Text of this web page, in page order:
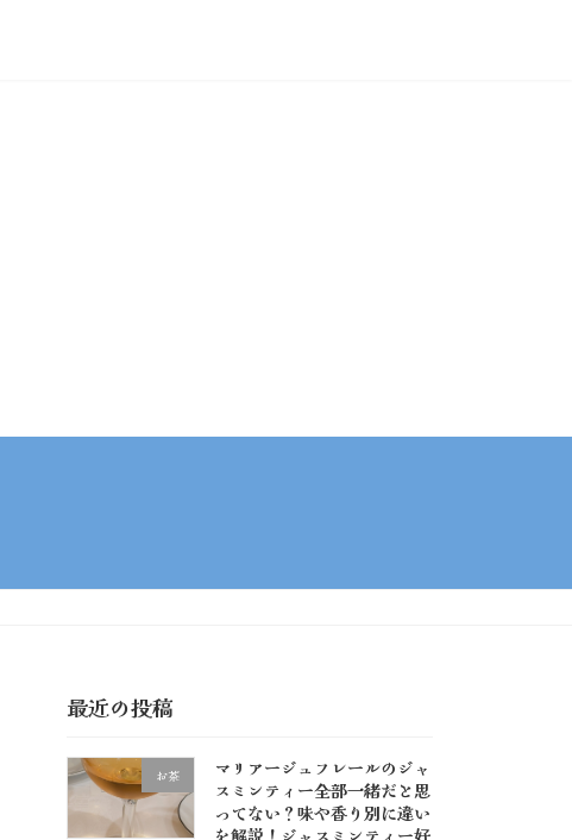
最近の投稿
お茶
マリアージュフレールのジャ
スミンティー全部一緒だと思
ってない？味や香り別に違い